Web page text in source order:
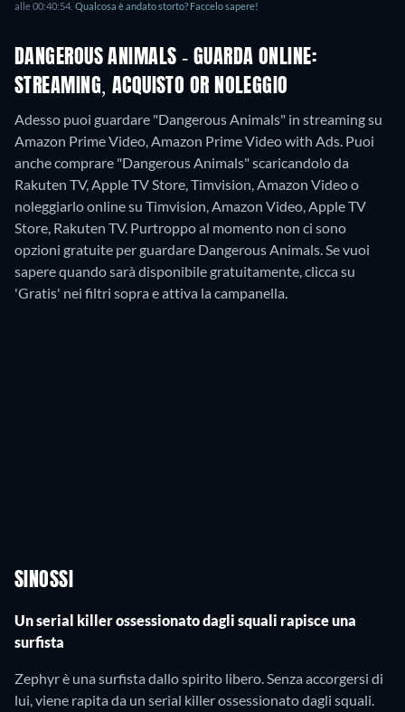
alle00:40:54 Qualcosa è andato storto? Faccelo sapere!
DANGEROUS ANIMALS - GUARDA ONLINE:
STREAMING, ACQUISTO OR NOLEGGIO
Adesso puoi guardare "Dangerous Animals" in streaming su
Amazon Prime Video, Amazon Prime Video with Ads. Puoi
anche comprare "Dangerous Animals" scaricandolo da
Rakuten TV, Apple TV Store, Timvision, Amazon Video o
noleggiarlo online su Timvision, Amazon Video, Apple TV
Store, Rakuten TV. Purtroppo al momento non ci sono
opzioni gratuite per guardare Dangerous Animals. Se vuoi
sapere quando sarà disponibile gratuitamente, clicca su
'Gratis' nei filtri sopra e attiva la campanella.
SINOSSI
Un serial killer ossessionato dagli squali rapisce una
surfista
Zephyr è una surfista dallo spirito libero. Senza accorgersi di
lui, viene rapita da un serial killer ossessionato dagli squali.